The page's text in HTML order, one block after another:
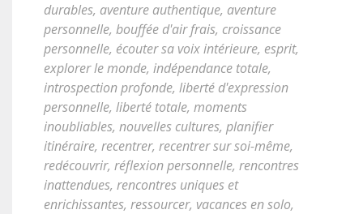
durables, aventure authentique, aventure
personnelle, bouffée d'air frais, croissance
personnelle, écouter sa voix intérieure, esprit,
explorer le monde, indépendance totale,
introspection profonde, liberté d'expression
personnelle, liberté totale, moments
inoubliables, nouvelles cultures, planifier
itinéraire, recentrer, recentrer sur soi-même,
redécouvrir, réflexion personnelle, rencontres
inattendues, rencontres uniques et
enrichissantes, ressourcer, vacances en solo,